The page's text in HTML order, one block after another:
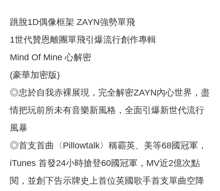
跳脫1D偶像框架 ZAYN強勢單飛
1世代贊恩離團單飛引爆流行創作專輯
Mind Of Mine 心解密
(豪華加密版)
◎忠於自我赤裸展現，完全解密ZAYN內心世界，盡
情把玩前所未有音樂新風格，全面引爆新世代流行
風暴
◎首支首曲〈Pillowtalk〉稱霸英、美等68國冠軍，
iTunes 首發24小時搶登60國冠軍，MV近2億次點
閱，並創下告示牌史上首位英國歌手首支單曲空降